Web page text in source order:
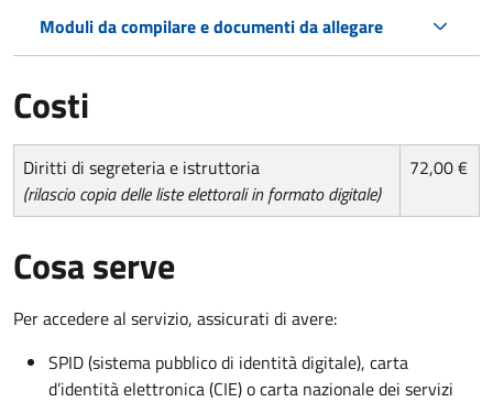
Moduli da compilare e documenti da allegare
Costi
Diritti di segreteria e istruttoria
(rilascio copia delle liste elettorali in formato digitale)
72,00 €
Cosa serve
Per accedere al servizio, assicurati di avere:
SPID (sistema pubblico di identità digitale), carta
d’identità elettronica (CIE) o carta nazionale dei servizi